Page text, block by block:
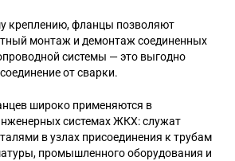
креплению, фланцы позволяют
монтаж и демонтаж соединенных
системы — это выгодно
от сварки.
широко применяются в
системах ЖКХ: служат
в узлах присоединения к трубам
промышленного оборудования и